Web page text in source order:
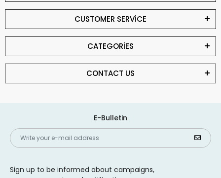
CUSTOMER SERVİCE
CATEGORİES
CONTACT US
E-Bulletin
Sign up to be informed about campaigns,